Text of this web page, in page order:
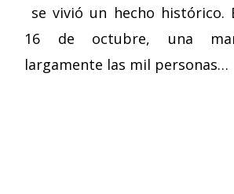
se vivió un hecho histórico.
16 de octubre, una
largamente las mil personas…